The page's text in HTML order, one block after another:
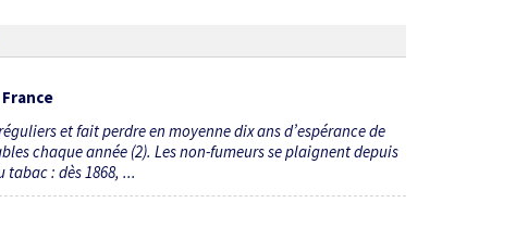
et fait perdre en moyenne dix ans d’espérance de
chaque année (2). Les non-fumeurs se plaignent depuis
: dès 1868, ...